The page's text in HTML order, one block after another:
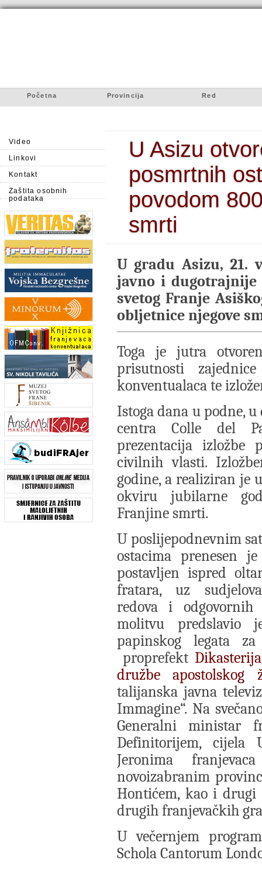
Početna Provincija Red
Video
Linkovi
Kontakt
Zaštita osobnih
podataka
U Asizu
posmrtnih
povodom
smrti
U gradu Asizu, 21.
javno i dugotrajnije
svetog Franje
obljetnice njegove
Toga je jutra
prisutnosti
konventualaca te
Istoga dana u podne,
centra Colle del
prezentacija izložbe
civilnih vlasti.
godine, a realiziran je
okviru jubilarne
Franjine smrti.
U poslijepodnevnim
ostacima prenesen
postavljen ispred
fratara, uz
redova i
molitvu predslavio
papinskog legata
proprefekt
družbe apostolskog
talijanska javna
Immagine“. Na
Generalni ministar
Definitorijem, cijela
Jeronima
novoizabranim
Hontićem, kao i
drugih franjevačkih
U večernjem
Schola Cantorum